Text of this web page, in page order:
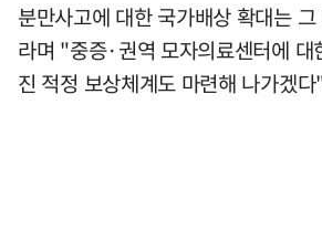
분만사고에 대한 국가배상 확대는
라며 "중증·권역 모자의료센터에 대
진 적정 보상체계도 마련해 나가겠